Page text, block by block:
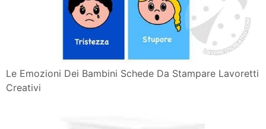
Le Emozioni Dei Bambini Schede Da Stampare Lavoretti
Creativi